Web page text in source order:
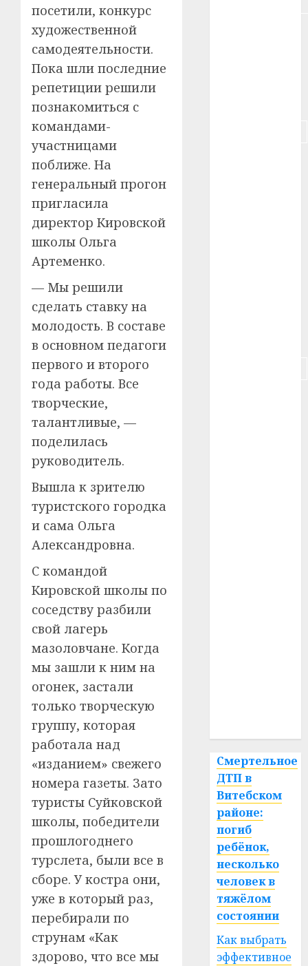
посетили, конкурс
художественной
самодеятельности.
Пока шли последние
репетиции решили
познакомиться с
командами-
участницами
поближе. На
генеральный прогон
пригласила
директор Кировской
школы Ольга
Артеменко.
— Мы решили
сделать ставку на
молодость. В составе
в основном педагоги
первого и второго
года работы. Все
творческие,
талантливые, —
поделилась
руководитель.
Вышла к зрителю
туристского городка
и сама Ольга
Александровна.
С командой
Кировской школы по
соседству разбили
свой лагерь
мазоловчане. Когда
мы зашли к ним на
огонек, застали
только творческую
группу, которая
работала над
«изданием» свежего
номера газеты. Зато
туристы Суйковской
школы, победители
прошлогоднего
турслета, были все в
сборе. У костра они,
уже в который раз,
перебирали по
струнам «Как
здорово, что все мы
Смертельное
ДТП в
Витебском
районе:
погиб
ребёнок,
несколько
человек в
тяжёлом
состоянии
Как выбрать
эффективное